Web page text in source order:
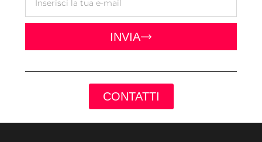
INVIA
CONTATTI